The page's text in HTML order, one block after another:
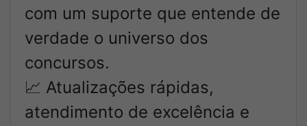
com um suporte que entende de
verdade o universo dos
concursos.
📈 Atualizações rápidas,
atendimento de excelência e